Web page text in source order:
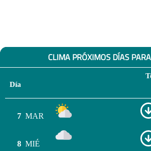
CLIMA PRÓXIMOS DÍAS
Día
7 MAR
8 MIÉ